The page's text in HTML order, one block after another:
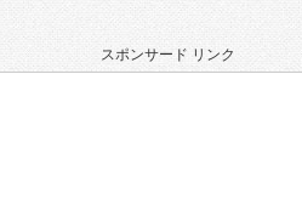
スポンサード リンク